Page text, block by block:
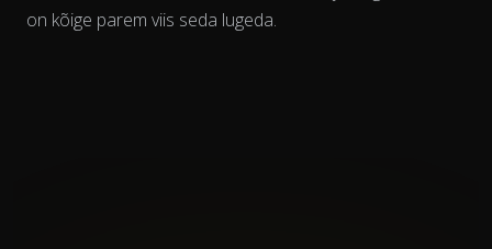
on kõige parem viis seda lugeda.